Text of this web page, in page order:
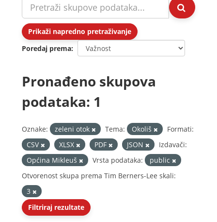
Prikaži napredno pretraživanje
Poredaj prema
Pronađeno skupova
podataka: 1
Oznake: zeleni otok Tema: Okoliš
Formati:
CSV
XLSX PDF JSON
Izdavači:
Općina Mikleuš
Vrsta podataka:
public
Otvorenost skupa prema Tim Berners-Lee skali:
3
Filtriraj rezultate